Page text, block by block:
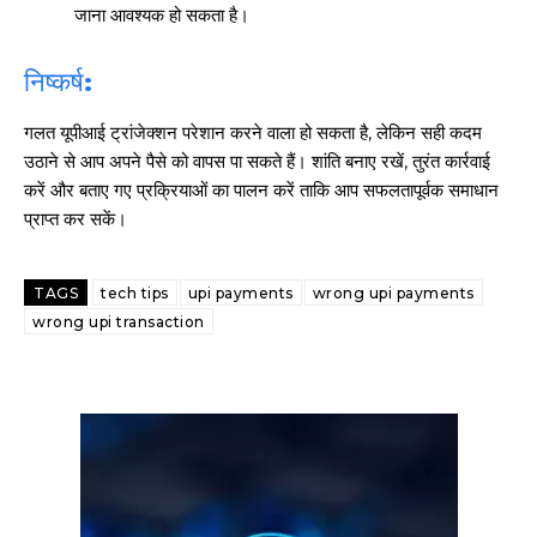
साइबर धोखाधड़ी बैंकिंग में
हर खाते के बदले मिलते थे 20 से 25 हजार
जाना आवश्यक हो सकता है।
निष्कर्ष:
गलत यूपीआई ट्रांजेक्शन परेशान करने वाला हो सकता है, लेकिन सही कदम
उठाने से आप अपने पैसे को वापस पा सकते हैं। शांति बनाए रखें, तुरंत कार्रवाई
करें और बताए गए प्रक्रियाओं का पालन करें ताकि आप सफलतापूर्वक समाधान
प्राप्त कर सकें।
TAGS tech tips upi payments
wrong upi payments
wrong upi transaction